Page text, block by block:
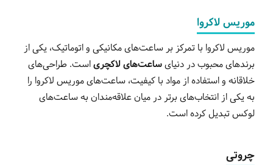
موریس لاکروا
موریس لاکروا با تمرکز بر ساعت‌های مکانیکی و اتوماتیک، یکی از
برندهای محبوب در دنیایساعت‌های لاکچریاست. طراحی‌های
خلاقانه و استفاده از مواد با کیفیت، ساعت‌های موریس لاکروا را
به یکی از انتخاب‌های برتر در میان علاقه‌مندان به ساعت‌های
لوکس تبدیل کرده است.
چروتی